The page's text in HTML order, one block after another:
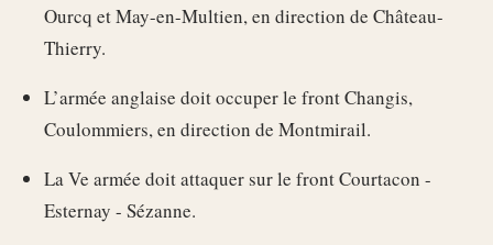
Ourcq et May-en-Multien, en direction de Château-
Thierry.
L’armée anglaise doit occuper le front Changis,
Coulommiers, en direction de Montmirail.
La Ve armée doit attaquer sur le front Courtacon -
Esternay - Sézanne.